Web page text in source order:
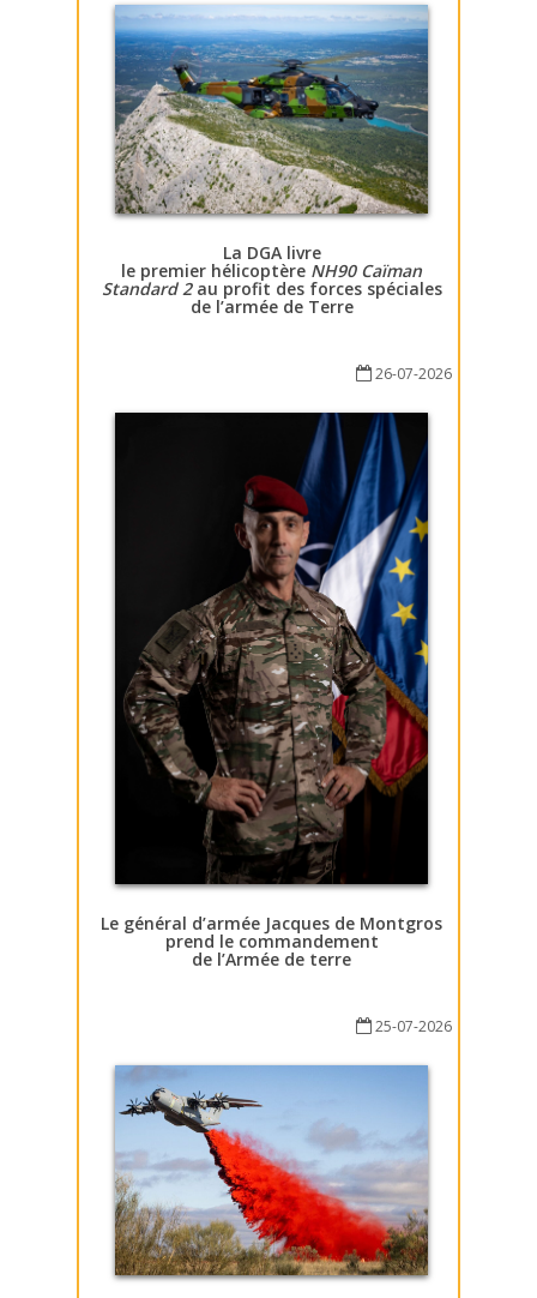
La DGA livre
le premier hélicoptère NH90 Caïman
Standard 2au profit des forces spéciales
de l’armée de Terre
26-07-2026
Le général d’armée Jacques de Montgros
prend le commandement
de l’Armée de terre
25-07-2026